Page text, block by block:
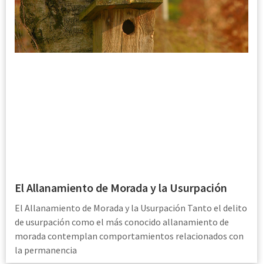
El Allanamiento de Morada y la Usurpación
El Allanamiento de Morada y la Usurpación Tanto el delito
de usurpación como el más conocido allanamiento de
morada contemplan comportamientos relacionados con
la permanencia